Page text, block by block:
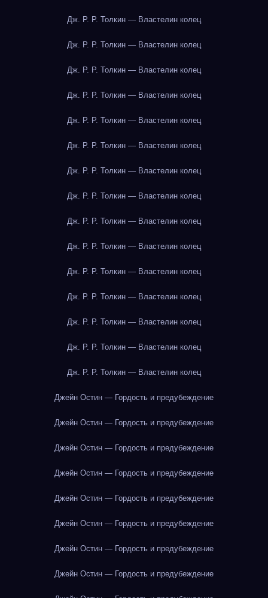
Дж. Р. Р. Толкин — Властелин колец
Дж. Р. Р. Толкин — Властелин колец
Дж. Р. Р. Толкин — Властелин колец
Дж. Р. Р. Толкин — Властелин колец
Дж. Р. Р. Толкин — Властелин колец
Дж. Р. Р. Толкин — Властелин колец
Дж. Р. Р. Толкин — Властелин колец
Дж. Р. Р. Толкин — Властелин колец
Дж. Р. Р. Толкин — Властелин колец
Дж. Р. Р. Толкин — Властелин колец
Дж. Р. Р. Толкин — Властелин колец
Дж. Р. Р. Толкин — Властелин колец
Дж. Р. Р. Толкин — Властелин колец
Дж. Р. Р. Толкин — Властелин колец
Дж. Р. Р. Толкин — Властелин колец
Джейн Остин — Гордость и предубеждение
Джейн Остин — Гордость и предубеждение
Джейн Остин — Гордость и предубеждение
Джейн Остин — Гордость и предубеждение
Джейн Остин — Гордость и предубеждение
Джейн Остин — Гордость и предубеждение
Джейн Остин — Гордость и предубеждение
Джейн Остин — Гордость и предубеждение